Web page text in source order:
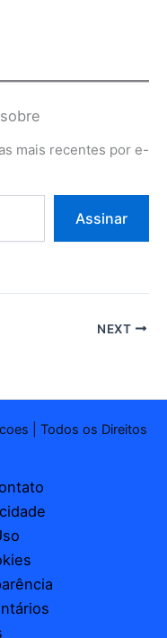
mais recentes por e-
Assinar
NEXT
| Todos os Direitos